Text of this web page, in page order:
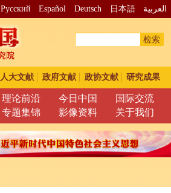
Pусский Español Deutsch 日本語 العربية
检索
人大文献 政府文献 政协文献 研究成果
理论前沿 今日中国
国际交流
专题集锦 影像资料 关于我们